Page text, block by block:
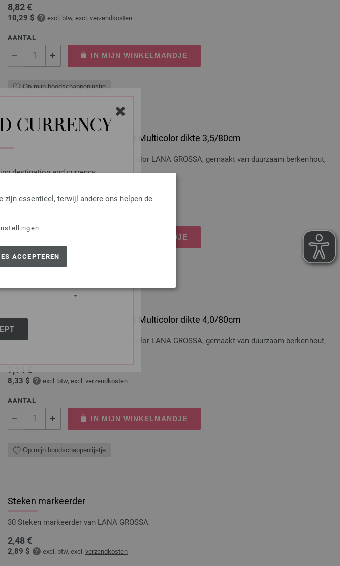
CURRENCY
destination and currency.
of America
essentieel, terwijl andere ons helpen de
ACCEPTEREN
8,82 €
10,29 $ excl. btw, excl. verzendkosten
AANTAL
IN MIJN WINKELMANDJE
Op mijn boodschappenlijstje
Rondbreinaalden Designer Hout Multicolor dikte 3,5/80cm
Rondbreinaalden designer hout Multicolor LANA GROSSA, gemaakt van duurzaam berkenhout,
pendikte 3,5 lengte 80cm
8,33 $ excl. btw, excl.verzendkosten
IN MIJN WINKELMANDJE
Op mijn boodschappenlijstje
Rondbreinaalden Designer Hout Multicolor dikte 4,0/80cm
Rondbreinaalden designer hout Multicolor LANA GROSSA, gemaakt van duurzaam berkenhout,
7,14 €
8,33 $ excl. btw, excl. verzendkosten
AANTAL
IN MIJN WINKELMANDJE
Op mijn boodschappenlijstje
Steken markeerder
30 Steken markeerder van LANA GROSSA
2,48 €
2,89 $ excl. btw, excl. verzendkosten